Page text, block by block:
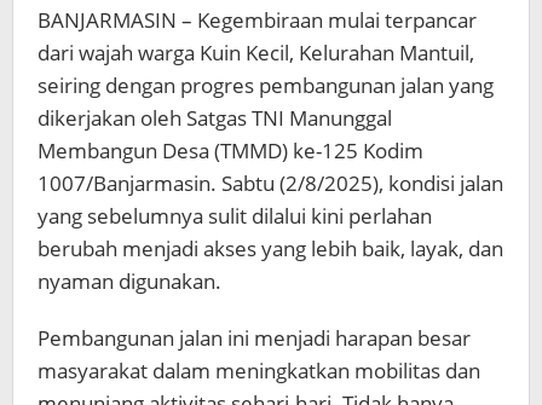
BANJARMASIN – Kegembiraan mulai terpancar
dari wajah warga Kuin Kecil, Kelurahan Mantuil,
seiring dengan progres pembangunan jalan yang
dikerjakan oleh Satgas TNI Manunggal
Membangun Desa (TMMD) ke-125 Kodim
1007/Banjarmasin. Sabtu (2/8/2025), kondisi jalan
yang sebelumnya sulit dilalui kini perlahan
berubah menjadi akses yang lebih baik, layak, dan
nyaman digunakan.
Pembangunan jalan ini menjadi harapan besar
masyarakat dalam meningkatkan mobilitas dan